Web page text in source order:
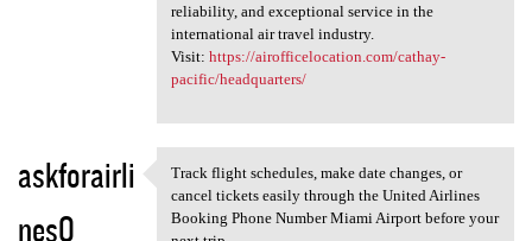
reliability, and exceptional service in the
international air travel industry.
Visit: https://airofficelocation.com/cathay-
pacific/headquarters/
askforairli
nes0
Track flight schedules, make
Track flight schedules, make date changes, or
cancel tickets easily through the United Airlines
Booking Phone Number Miami Airport before your